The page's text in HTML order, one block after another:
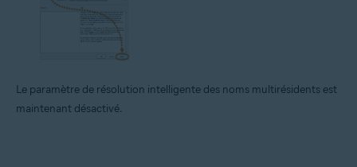
Le paramètre de résolution intelligente des noms multirésidents est
maintenant désactivé.